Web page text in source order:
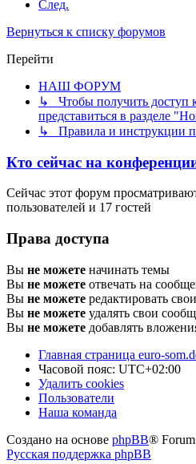
След.
Вернуться к списку форумов
Перейти
НАШ ФОРУМ
↳ Чтобы получить доступ
представиться в разделе
↳ Правила и инструкции
Кто сейчас на
Сейчас этот форум
пользователей и 17 гостей
Права доступа
Вы не можете начинать темы
Вы не можете отвечать на
Вы не можете редактировать
Вы не можете удалять свои
Вы не можете добавлять
Главная страница euro-
Часовой пояс: UTC+02:00
Удалить cookies
Пользователи
Наша команда
Создано на основе phpBB®
Русская поддержка phpBB